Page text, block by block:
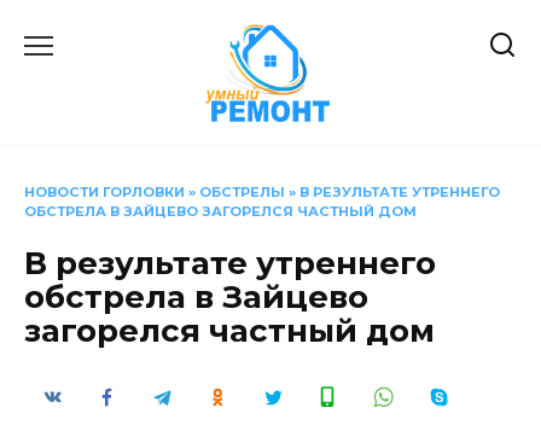
НОВОСТИ ГОРЛОВКИ » ОБСТРЕЛЫ » В РЕЗУЛЬТАТЕ УТРЕННЕГО
ОБСТРЕЛА В ЗАЙЦЕВО ЗАГОРЕЛСЯ ЧАСТНЫЙ ДОМ
В результате утреннего
обстрела в Зайцево
загорелся частный дом